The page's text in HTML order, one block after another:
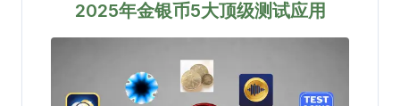
2025年金银币5大顶级测试应用